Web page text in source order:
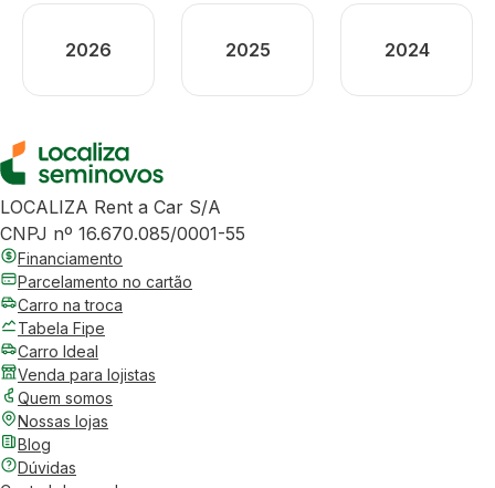
2026 2025 2024
LOCALIZA Rent a Car S/A
CNPJ nº 16.670.085/0001-55
Financiamento
Parcelamento no cartão
Carro na troca
Tabela Fipe
Carro Ideal
Venda para lojistas
Quem somos
Nossas lojas
Blog
Dúvidas